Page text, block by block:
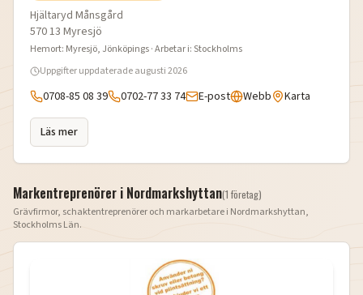
Hjältaryd Månsgård
570 13 Myresjö
Hemort: Myresjö, Jönköpings· Arbetar i:Stockholms
Uppgifter uppdateradeaugusti 2026
0708-85 08 39 0702-77 33 74 E-post Webb Karta
Läs mer
Markentreprenörer i Nordmarkshyttan(1 företag)
Grävfirmor, schaktentreprenörer och markarbetare i Nordmarkshyttan,
Stockholms Län.